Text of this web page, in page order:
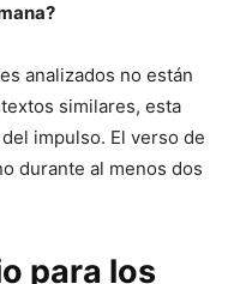
analizados no están
similares, esta
impulso. El verso de
durante al menos dos
para los